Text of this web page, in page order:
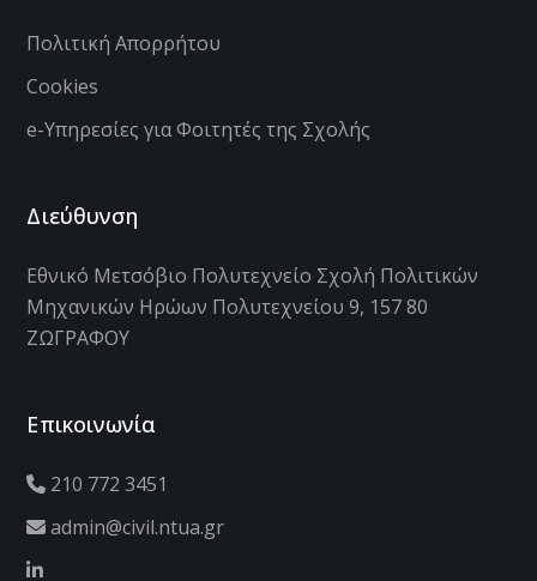
Πολιτική Απορρήτου
Cookies
e-Υπηρεσίες για Φοιτητές της Σχολής
Διεύθυνση
Εθνικό Μετσόβιο Πολυτεχνείο Σχολή Πολιτικών
Μηχανικών Ηρώων Πολυτεχνείου 9, 157 80
ΖΩΓΡΑΦΟΥ
Επικοινωνία
210 772 3451
admin@civil.ntua.gr